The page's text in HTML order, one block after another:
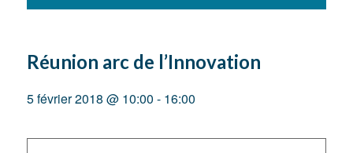
Réunion arc de l’Innovation
5 février 2018 @ 10:00 - 16:00